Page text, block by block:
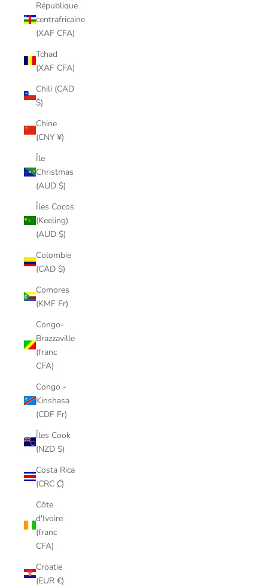
République
centrafricaine
(XAF CFA)
Tchad
(XAF CFA)
Chili (CAD
$)
Chine
(CNY ¥)
Île
Christmas
(AUD $)
Îles Cocos
(Keeling)
(AUD $)
Colombie
(CAD $)
Comores
(KMF Fr)
Congo-
Brazzaville
(franc
CFA)
Congo -
Kinshasa
(CDF Fr)
Îles Cook
(NZD $)
Costa Rica
(CRC ₡)
Côte
d'Ivoire
(franc
CFA)
Croatie
(EUR €)